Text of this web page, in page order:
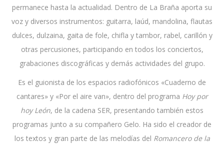
permanece hasta la actualidad. Dentro de La Braña aporta su
voz y diversos instrumentos: guitarra, laúd, mandolina, flautas
dulces, dulzaina, gaita de fole, chifla y tambor, rabel, carillón y
otras percusiones, participando en todos los conciertos,
grabaciones discográficas y demás actividades del grupo.
Es el guionista de los espacios radiofónicos «Cuaderno de
cantares» y «Por el aire van», dentro del programa Hoy por
hoy León, de la cadena SER, presentando también estos
programas junto a su compañero Gelo. Ha sido el creador de
los textos y gran parte de las melodías del Romancero de la